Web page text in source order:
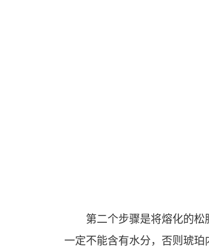
第二个步骤是将熔化的
一定不能含有水分，否则琥